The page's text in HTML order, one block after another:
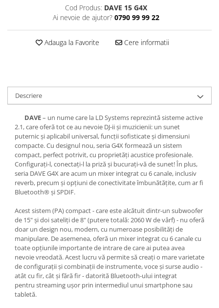
Casti fara fir
Accesorii pentru Microfoane
Headset-uri si lavaliere
Microfoane cu fir pentru live
Microfoane de captura
Microfoane pentru instrumente
Microfoane USB - Podcast, Gaming
Seturi de microfoane
Sisteme wireless
Mixere
Accesorii mixere
Mixere analogice
Mixere digitale
Mixere pentru DJ
Monitorizare In-Ear
Stative pentru Boxe
Stative pentru Microfoane
Cod Produs: DAVE 15 G4X
Ai nevoie de ajutor? 0790 99 99 22
Adauga la Favorite Cere informatii
Descriere
DAVE– un nume care la LD Systems reprezintă sisteme active
2.1, care oferă tot ce au nevoie DJ-ii și muzicienii: un sunet
puternic și aplicabil universal, funcții sofisticate și dimensiuni
compacte. Cu designul nou, seria G4X formează un sistem
compact, perfect potrivit, cu proprietăți acustice profesionale.
Configurați-l, conectați-l la priză și bucurați-vă de sunet! În plus,
seria DAVE G4X are acum un mixer integrat cu 6 canale, inclusiv
reverb, precum și opțiuni de conectivitate îmbunătățite, cum ar fi
Bluetooth® și SPDIF.
Acest sistem (PA) compact - care este alcătuit dintr-un subwoofer
de 15" și doi sateliți de 8" (putere totală: 2060 W de vârf) - nu oferă
doar un design nou, modern, cu numeroase posibilități de
manipulare. De asemenea, oferă un mixer integrat cu 6 canale cu
toate opțiunile importante de intrare de care ai putea avea
nevoie vreodată. Acest lucru vă permite să creați o mare varietate
de configurații și combinații de instrumente, voce și surse audio -
atât cu fir, cât și fără fir - datorită Bluetooth-ului integrat
pentru streaming ușor prin intermediul unui smartphone sau
tabletă.